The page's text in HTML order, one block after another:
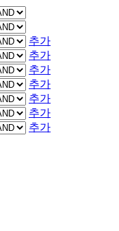
추가
추가
추가
추가
추가
추가
추가